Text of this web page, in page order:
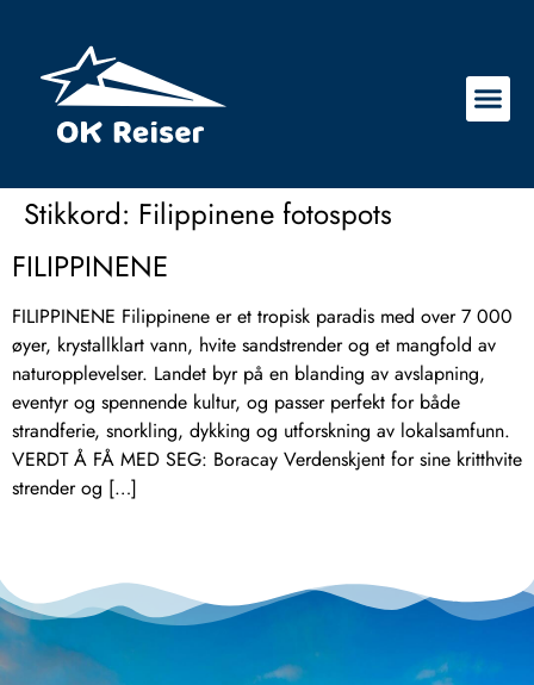
Stikkord: Filippinene fotospots
FILIPPINENE
FILIPPINENE Filippinene er et tropisk paradis med over 7 000
øyer, krystallklart vann, hvite sandstrender og et mangfold av
naturopplevelser. Landet byr på en blanding av avslapning,
eventyr og spennende kultur, og passer perfekt for både
strandferie, snorkling, dykking og utforskning av lokalsamfunn.
VERDT Å FÅ MED SEG: Boracay Verdenskjent for sine kritthvite
strender og […]